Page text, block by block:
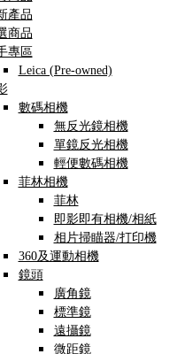
產品
商品
專區
Leica (Pre-owned)
數碼相機
無反光鏡相機
單鏡反光相機
輕便數碼相機
菲林相機
菲林
即影即有相機/相紙
相片掃瞄器/打印機
360及運動相機
鏡頭
廣角鏡
標準鏡
遠攝鏡
微距鏡